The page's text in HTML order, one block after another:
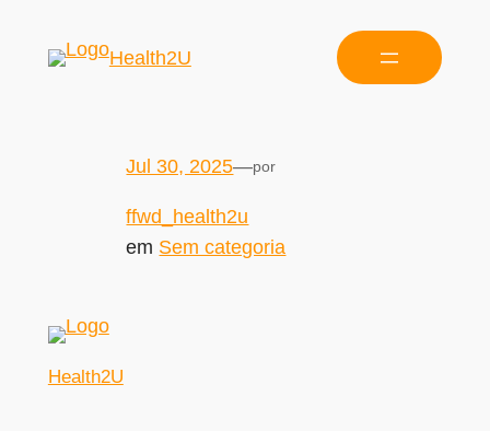
Health2U
Jul 30, 2025—por
ffwd_health2u
em Sem categoria
Health2U